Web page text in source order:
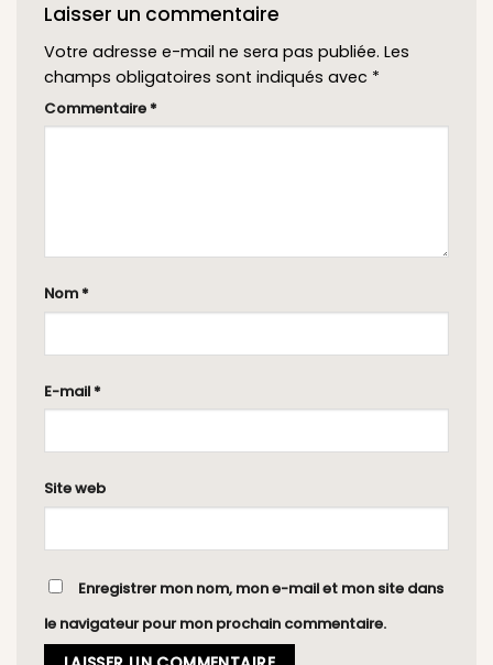
Laisser un commentaire
Votre adresse e-mail ne sera pas publiée. Les
champs obligatoires sont indiqués avec *
Commentaire *
Nom *
E-mail *
Site web
Enregistrer mon nom, mon e-mail et mon site dans
le navigateur pour mon prochain commentaire.